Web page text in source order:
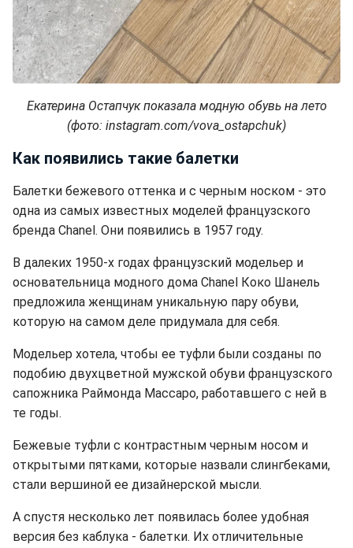
Екатерина Остапчук показала модную обувь на лето
(фото: instagram.com/vova_ostapchuk)
Как появились такие балетки
Балетки бежевого оттенка и с черным носком - это
одна из самых известных моделей французского
бренда Chanel. Они появились в 1957 году.
В далеких 1950-х годах французский модельер и
основательница модного дома Chanel Коко Шанель
предложила женщинам уникальную пару обуви,
которую на самом деле придумала для себя.
Модельер хотела, чтобы ее туфли были созданы по
подобию двухцветной мужской обуви французского
сапожника Раймонда Массаро, работавшего с ней в
те годы.
Бежевые туфли с контрастным черным носом и
открытыми пятками, которые назвали слингбеками,
стали вершиной ее дизайнерской мысли.
А спустя несколько лет появилась более удобная
версия без каблука - балетки. Их отличительные